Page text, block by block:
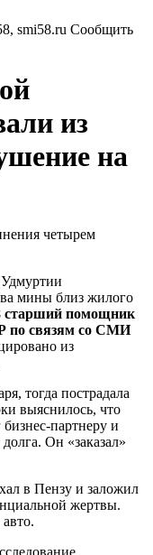
smi58.ru Сообщить
из
на
четырем
мины близ жилого
помощник
по связям со СМИ
из
тогда пострадала
выяснилось, что
партнеру и
Он «заказал»
в Пензу и заложил
жертвы.